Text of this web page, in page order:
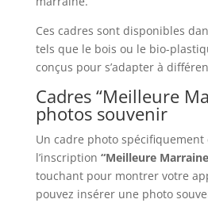
Ces cadres sont disponibles
tels que le bois ou le bio-
conçus pour s’adapter à
Cadres “Meilleure
photos souvenir
Un cadre photo spécifiquement
l’inscription “Meilleure
touchant pour montrer votre
pouvez insérer une photo